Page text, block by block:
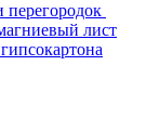
перегородок
лист